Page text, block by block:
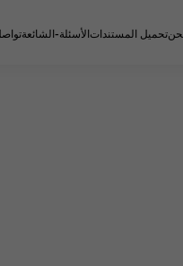
تحميل المستنداتالأسئلة-الشائعة